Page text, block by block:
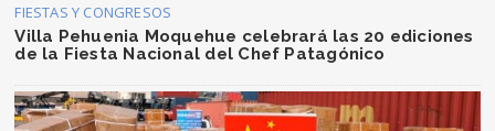
FIESTAS Y CONGRESOS
Villa Pehuenia Moquehue celebrará las 20 ediciones
de la Fiesta Nacional del Chef Patagónico